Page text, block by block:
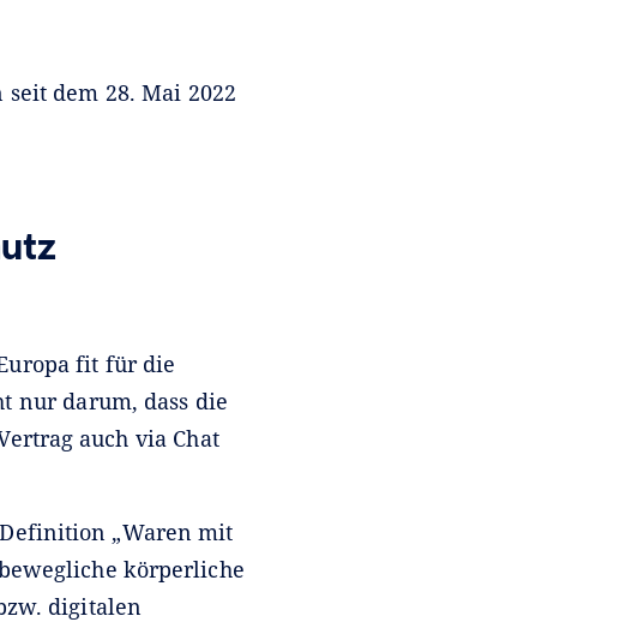
dem 28. Mai 2022
fit für die
nur darum, dass die
auch via Chat
„Waren mit
körperliche
digitalen